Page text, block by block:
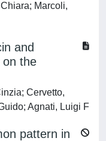
Marcoli,
and
on the
Cervetto,
Agnati, Luigi F
pattern in